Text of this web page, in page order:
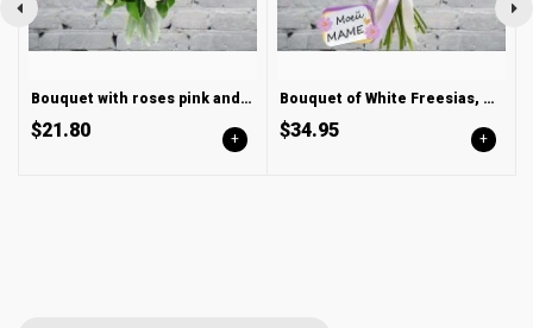
Bouquet with roses pink and white irises
$21.80 +
Bouquet of White Freesias, Roses and Blue Irises
$34.95 +